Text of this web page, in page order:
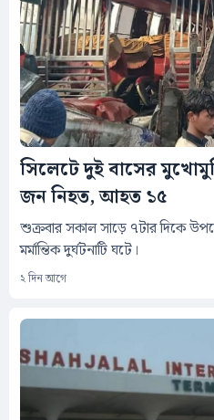
সিলেটে দুই বাসের
জন নিহত, আহত ১৫
শুক্রবার সকাল সাড়ে ৭টার দিকে
মর্মান্তিক দুর্ঘটনাটি ঘটে।
২ দিন আগে